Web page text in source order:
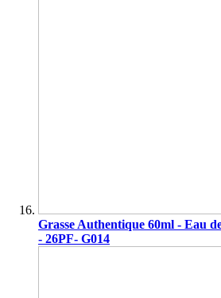
Grasse Authentique 60ml - Eau
- 26PF- G014